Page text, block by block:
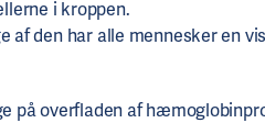
i kroppen.
af den har alle mennesker en
på overfladen af